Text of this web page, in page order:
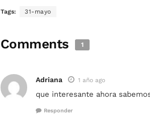
Tags: 31-mayo
Comments 1
Adriana 1 año ago
que interesante ahora
Responder